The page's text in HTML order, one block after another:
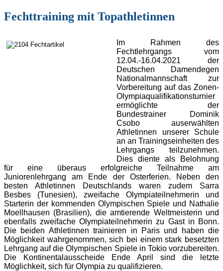
Fechttraining mit Topathletinnen
Im Rahmen des
Fechtlehrgangs vom
12.04.-16.04.2021 der
Deutschen Damendegen
Nationalmannschaft zur
Vorbereitung auf das Zonen-
Olympiaqualifikationsturnier
ermöglichte der
Bundestrainer Dominik
Csobo auserwählten
Athletinnen unserer Schule
an an Trainingseinheiten des
Lehrgangs teilzunehmen.
Dies diente als Belohnung
für eine überaus erfolgreiche Teilnahme am
Juniorenlehrgang am Ende der Osterferien. Neben den
besten Athletinnen Deutschlands waren zudem Sarra
Besbes (Tunesien), zweifache Olympiateilnehmerin und
Starterin der kommenden Olympischen Spiele und Nathalie
Moellhausen (Brasilien), die amtierende Weltmeisterin und
ebenfalls zweifache Olympiateilnehmerin zu Gast in Bonn.
Die beiden Athletinnen trainieren in Paris und haben die
Möglichkeit wahrgenommen, sich bei einem stark besetzten
Lehrgang auf die Olympischen Spiele in Tokio vorzubereiten.
Die Kontinentalausscheide Ende April sind die letzte
Möglichkeit, sich für Olympia zu qualifizieren.